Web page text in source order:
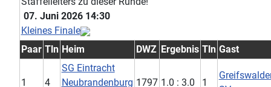
07. Juni 2026 14:30
Kleines Finale
Paar Tln Heim DWZ Ergebnis Tln Gast
1 4
SG Eintracht
Neubrandenburg 1797 1.0 : 3.0 1